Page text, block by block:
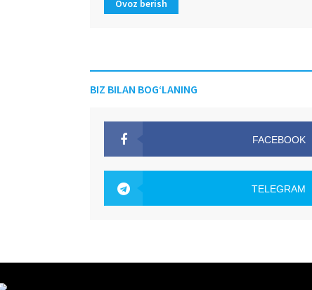
Ovoz berish
BIZ BILAN BOG‘LANING
FACEBOOK
TELEGRAM